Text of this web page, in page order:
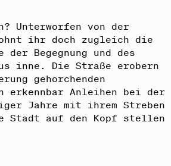
Unterworfen von der
ihr doch zugleich die
Begegnung und des
inne. Die Straße erobern
gehorchenden
erkennbar Anleihen bei der
Jahre mit ihrem Streben
Stadt auf den Kopf stellen